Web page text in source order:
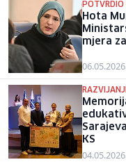
POTVRDIO
Hota
mjera
KS